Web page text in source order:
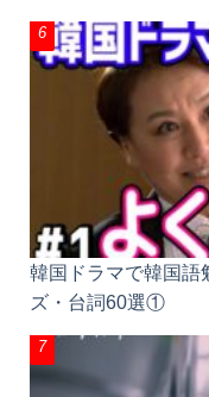
韓国ドラマで韓国語
ズ・台詞60選①